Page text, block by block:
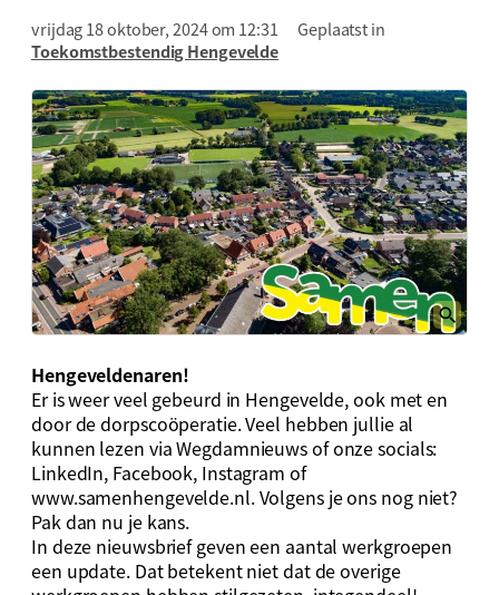
vrijdag 18 oktober, 2024 om 12:31
Geplaatst in
Toekomstbestendig Hengevelde
Hengeveldenaren!
Er is weer veel gebeurd in Hengevelde, ook met en
door de dorpscoöperatie. Veel hebben jullie al
kunnen lezen via Wegdamnieuws of onze socials:
LinkedIn, Facebook, Instagram of
www.samenhengevelde.nl. Volgens je ons nog niet?
Pak dan nu je kans.
In deze nieuwsbrief geven een aantal werkgroepen
een update. Dat betekent niet dat de overige